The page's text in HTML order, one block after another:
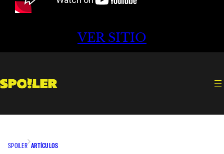
VER SITIO
SPOILER ARTÍCULOS